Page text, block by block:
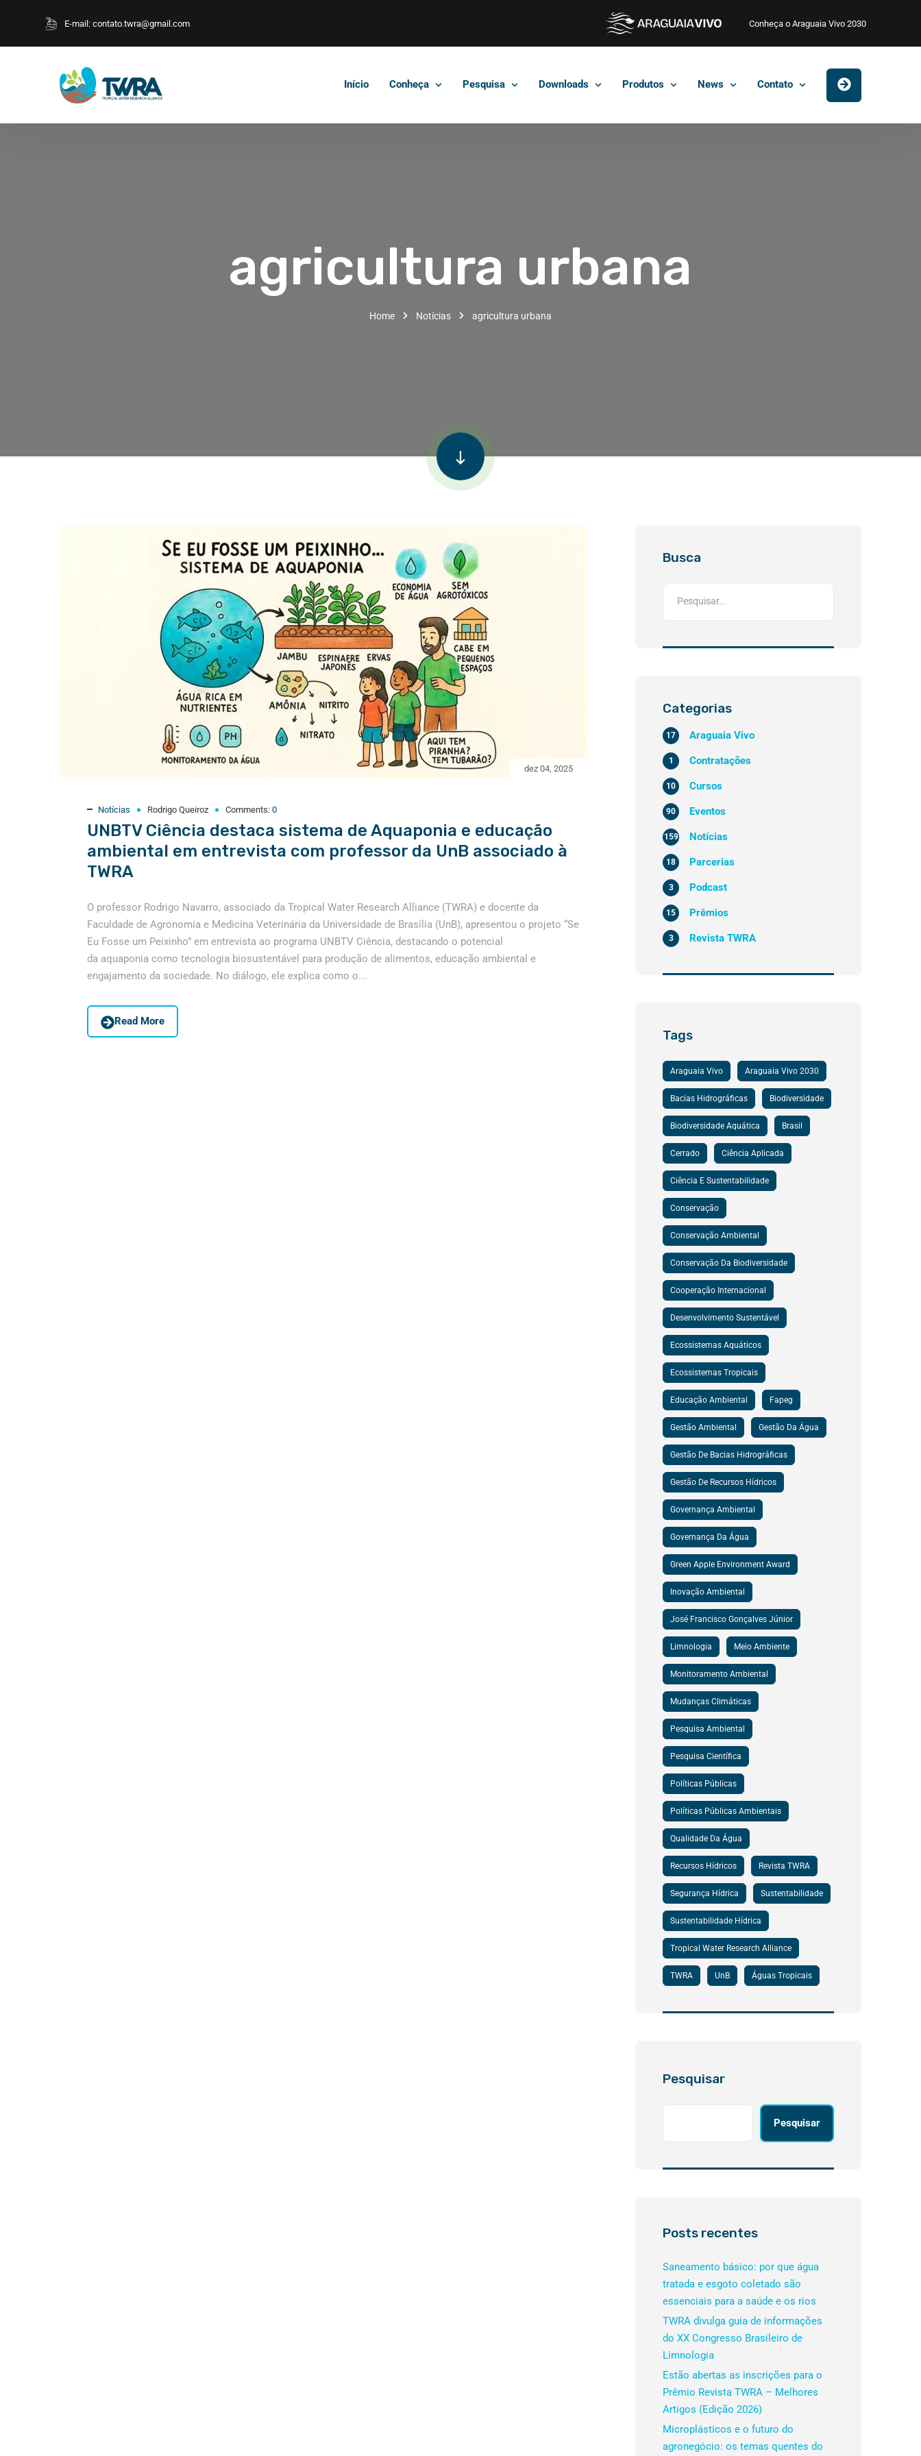
E-mail: contato.twra@gmail.com Conheça o Araguaia Vivo 2030
Início Conheça Pesquisa Downloads Produtos News Contato
agricultura urbana
Home Notícias agricultura urbana
dez 04, 2025
Notícias Rodrigo Queiroz Comments: 0
UNBTV Ciência destaca sistema de Aquaponia e educação
ambiental em entrevista com professor da UnB associado à
TWRA
O professor Rodrigo Navarro, associado da Tropical Water Research Alliance (TWRA) e docente da
Faculdade de Agronomia e Medicina Veterinária da Universidade de Brasília (UnB), apresentou o projeto “Se
Eu Fosse um Peixinho” em entrevista ao programa UNBTV Ciência, destacando o potencial
da aquaponia como tecnologia biosustentável para produção de alimentos, educação ambiental e
engajamento da sociedade. No diálogo, ele explica como o...
Read More
Busca
Categorias
Araguaia Vivo
17
Contratações
1
Cursos
10
Eventos
90
Notícias
159
Parcerias
18
Podcast
3
Prêmios
15
Revista TWRA
3
Tags
Araguaia Vivo Araguaia Vivo 2030
Bacias Hidrográficas Biodiversidade
Biodiversidade Aquática Brasil
Cerrado Ciência Aplicada
Ciência E Sustentabilidade
Conservação
Conservação Ambiental
Conservação Da Biodiversidade
Cooperação Internacional
Desenvolvimento Sustentável
Ecossistemas Aquáticos
Ecossistemas Tropicais
Educação Ambiental Fapeg
Gestão Ambiental Gestão Da Água
Gestão De Bacias Hidrográficas
Gestão De Recursos Hídricos
Governança Ambiental
Governança Da Água
Green Apple Environment Award
Inovação Ambiental
José Francisco Gonçalves Júnior
Limnologia Meio Ambiente
Monitoramento Ambiental
Mudanças Climáticas
Pesquisa Ambiental
Pesquisa Científica
Políticas Públicas
Políticas Públicas Ambientais
Qualidade Da Água
Recursos Hídricos Revista TWRA
Segurança Hídrica Sustentabilidade
Sustentabilidade Hídrica
Tropical Water Research Alliance
TWRA UnB Águas Tropicais
Pesquisar
Pesquisar
Posts recentes
Saneamento básico: por que água
tratada e esgoto coletado são
essenciais para a saúde e os rios
TWRA divulga guia de informações
do XX Congresso Brasileiro de
Limnologia
Estão abertas as inscrições para o
Prêmio Revista TWRA – Melhores
Artigos (Edição 2026)
Microplásticos e o futuro do
agronegócio: os temas quentes do